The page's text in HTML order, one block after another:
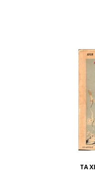
ΤΑ